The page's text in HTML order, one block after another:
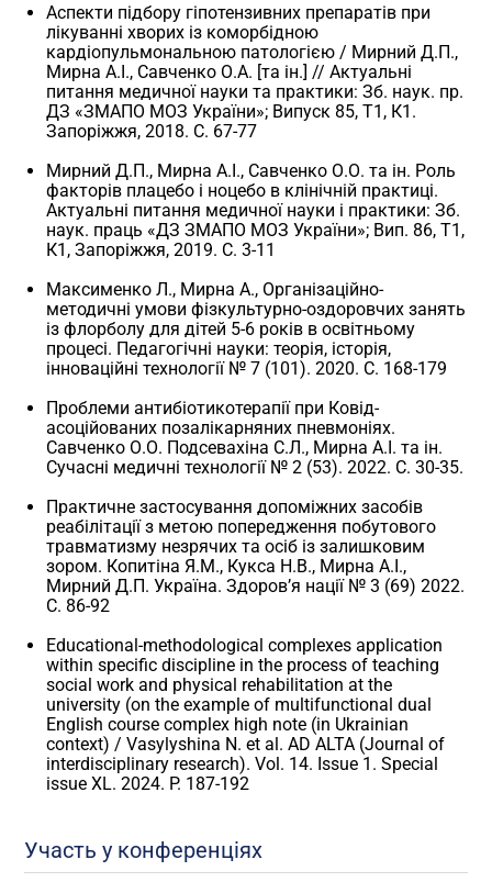
Аспекти підбору гіпотензивних препаратів при
лікуванні хворих із коморбідною
кардіопульмональною патологією / Мирний Д.П.,
Мирна А.І., Савченко О.А. [та ін.] // Актуальні
питання медичної науки та практики: Зб. наук. пр.
ДЗ «ЗМАПО МОЗ України»; Випуск 85, Т1, К1.
Запоріжжя, 2018. С. 67-77
Мирний Д.П., Мирна А.І., Савченко О.О. та ін. Роль
факторів плацебо і ноцебо в клінічній практиці.
Актуальні питання медичної науки і практики: Зб.
наук. праць «ДЗ ЗМАПО МОЗ України»; Вип. 86, Т1,
К1, Запоріжжя, 2019. C. 3-11
Максименко Л., Мирна А., Організаційно-
методичні умови фізкультурно-оздоровчих занять
із флорболу для дітей 5-6 років в освітньому
процесі. Педагогічні науки: теорія, історія,
інноваційні технології № 7 (101). 2020. С. 168-179
Проблеми антибіотикотерапії при Ковід-
асоційованих позалікарняних пневмоніях.
Савченко О.О. Подсевахіна С.Л., Мирна А.І. та ін.
Сучасні медичні технології № 2 (53). 2022. С. 30-35.
Практичне застосування допоміжних засобів
реабілітації з метою попередження побутового
травматизму незрячих та осіб із залишковим
зором. Копитіна Я.М., Кукса Н.В., Мирна А.І.,
Мирний Д.П. Україна. Здоров’я нації № 3 (69) 2022.
С. 86-92
Educational-methodological complexes application
within specific discipline in the process of teaching
social work and physical rehabilitation at the
university (on the example of multifunctional dual
English course complex high note (in Ukrainian
context) / Vasylyshina N. et al. AD ALTA (Journal of
interdisciplinary research). Vol. 14. Issue 1. Special
issue XL. 2024. P. 187-192
Участь у конференціях